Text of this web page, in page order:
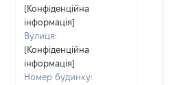
[Конфіденційна
інформація]
Вулиця:
[Конфіденційна
інформація]
Номер будинку: